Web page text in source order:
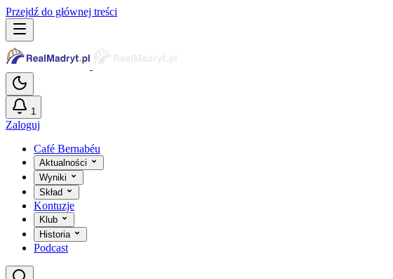
Przejdź do głównej treści
1
Zaloguj
Café Bernabéu
Aktualności
Wyniki
Skład
Kontuzje
Klub
Historia
Podcast